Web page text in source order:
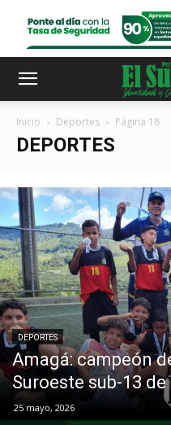
Inicio Deportes Página 18
DEPORTES
DEPORTES
Amagá: campeón
Suroeste sub-13
25 mayo, 2026